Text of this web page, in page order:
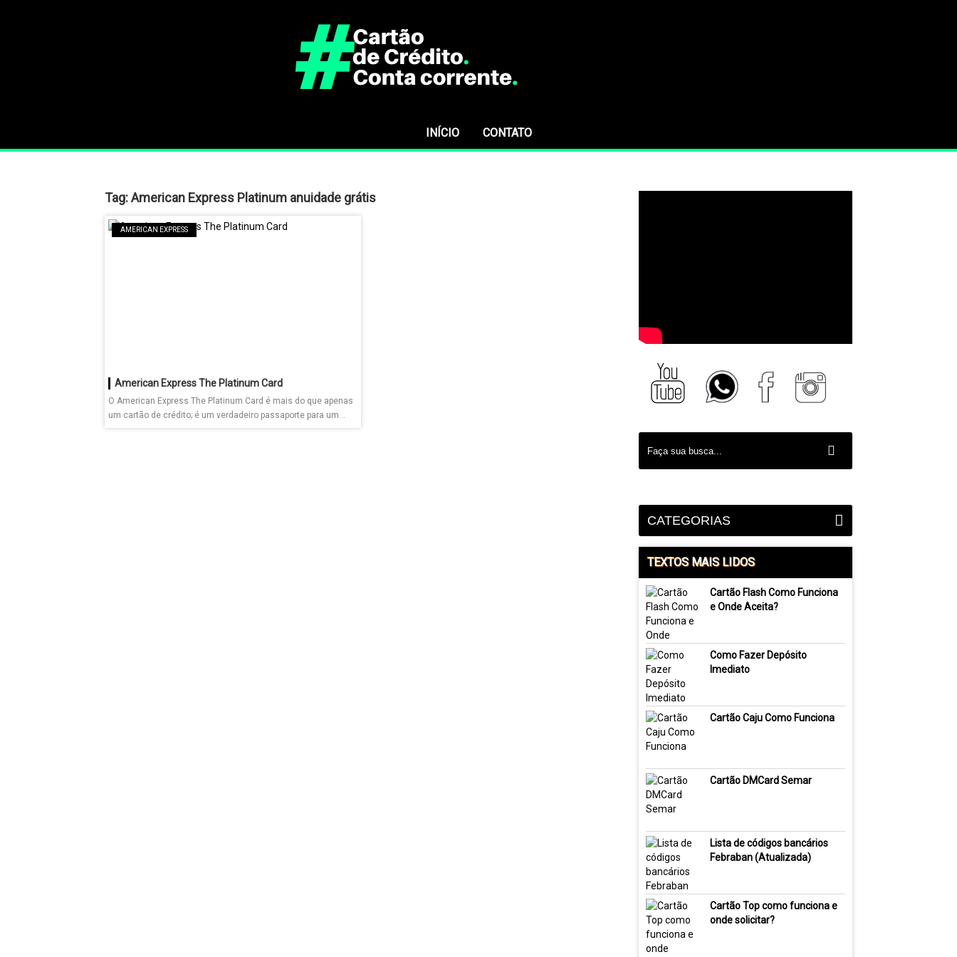
INÍCIO CONTATO
Tag:American Express Platinum anuidade grátis
AMERICAN EXPRESS
American Express The Platinum Card
O American Express The Platinum Card é mais do que apenas
um cartão de crédito; é um verdadeiro passaporte para um...
CATEGORIAS
TEXTOS MAIS LIDOS
Cartão Flash Como Funciona
e Onde Aceita?
Como Fazer Depósito
Imediato
Cartão Caju Como Funciona
Cartão DMCard Semar
Lista de códigos bancários
Febraban (Atualizada)
Cartão Top como funciona e
onde solicitar?